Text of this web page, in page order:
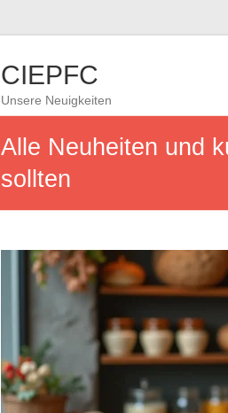
CIEPFC
Unsere Neuigkeiten
Alle Neuheiten und
sollten